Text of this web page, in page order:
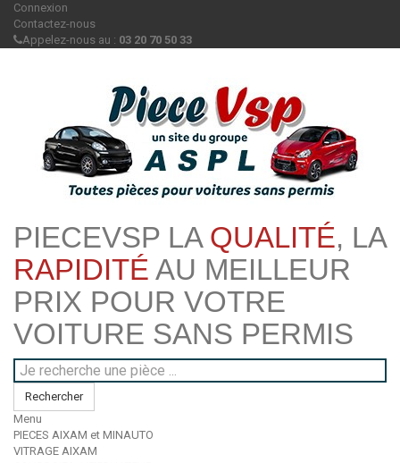
Connexion
Contactez-nous
Appelez-nous au : 03 20 70 50 33
PIECEVSP LA QUALITÉ, LA
RAPIDITÉ AU MEILLEUR
PRIX POUR VOTRE
VOITURE SANS PERMIS
Rechercher
Menu
PIECES AIXAM et MINAUTO
VITRAGE AIXAM